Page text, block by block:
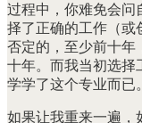
过程中，你难免会问
择了正确的工作（或
否定的，至少前十年
十年。而我当初选择
学学了这个专业而已。
如果让我重来一遍，